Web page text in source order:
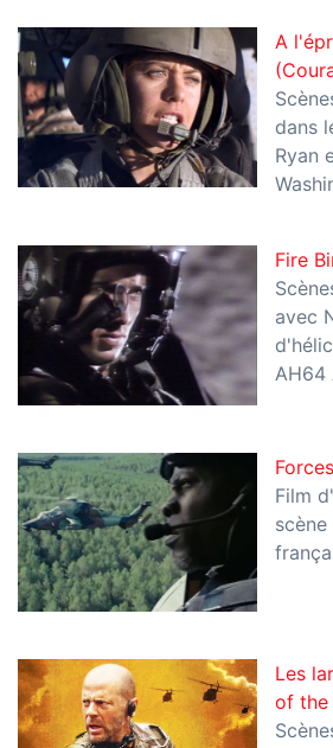
A
dans
Ryan
Fire
avec
AH64
Film
Les
of the